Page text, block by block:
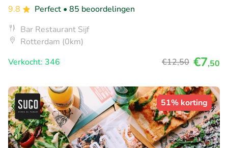
9.8
Perfect • 85 beoordelingen
Bar Restaurant Sijf
Rotterdam (0km)
Verkocht: 346
€12,50 €7,50
51% korting